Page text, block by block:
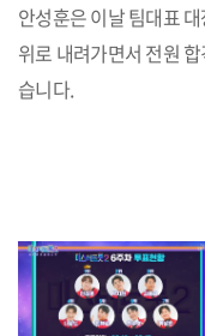
안성훈은 이날 팀대표
위로 내려가면서 전원
습니다.